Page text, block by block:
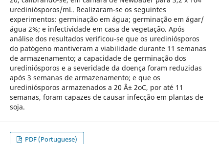
urediniósporos/mL. Realizaram-se os seguintes
experimentos: germinação em água; germinação em ágar/
água 2%; e infectividade em casa de vegetação. Após
análise dos resultados verificou-se que os urediniósporos
do patógeno mantiveram a viabilidade durante 11 semanas
de armazenamento; a capacidade de germinação dos
urediniósporos e a severidade da doença foram reduzidas
após 3 semanas de armazenamento; e que os
urediniósporos armazenados a 20 Â± 2oC, por até 11
semanas, foram capazes de causar infecção em plantas de
soja.
PDF (Portuguese)